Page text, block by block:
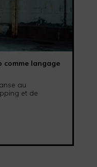
comme langage
au
et de